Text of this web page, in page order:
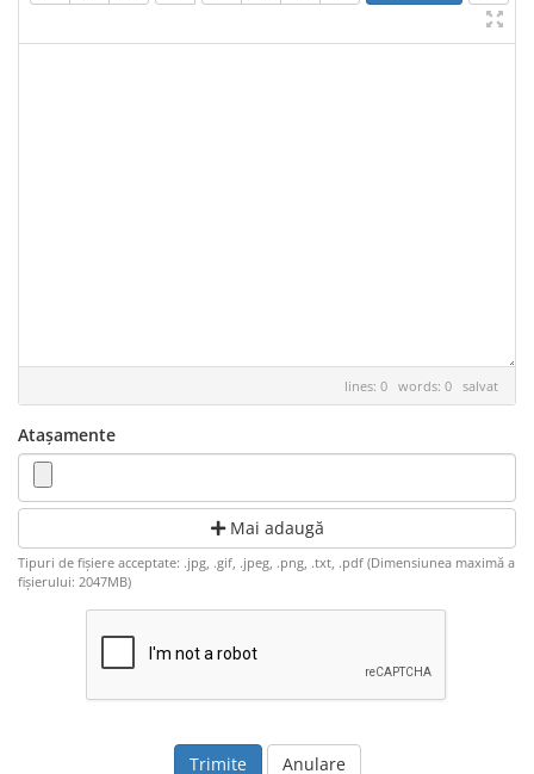
lines: 0 words: 0 salvat
Atașamente
Mai adaugă
Tipuri de fișiere acceptate: .jpg, .gif, .jpeg, .png, .txt, .pdf (Dimensiunea maximă a
fișierului: 2047MB)
Anulare